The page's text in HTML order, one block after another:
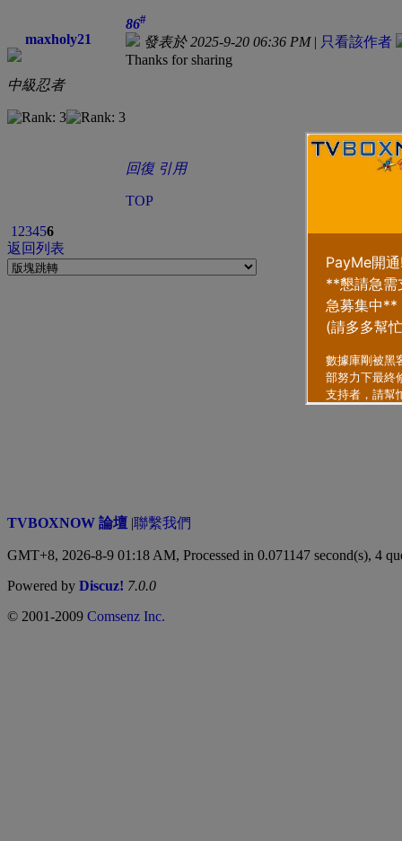
maxholy21
中級忍者
86#
發表於 2025-9-20 06:36 PM| 只看該作者
Thanks for sharing
回復 引用
TOP
1 23456
返回列表
TVBOXNOW 論壇 |聯繫我們
GMT+8, 2026-8-9 01:18 AM, Processed in 0.071147 second(s), 4
Powered by Discuz! 7.0.0
© 2001-2009 Comsenz Inc.